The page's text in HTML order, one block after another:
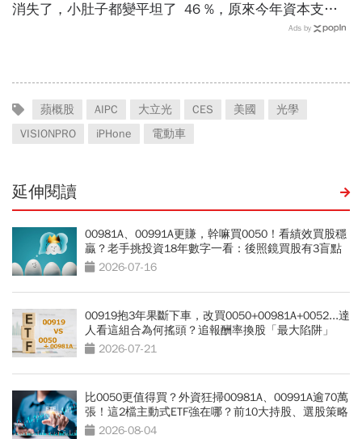
消失了，小肚子都變平坦了 46 %，原來今年資本支出
拉高、7月營收增7倍破
Ads by
蘋概股 AIPC 大立光 CES 美國
光學
VISIONPRO
iPHone 電動車
延伸閱讀
00981A、00991A更賺，幹嘛買0050！看績效買股穩
贏？老手挑投資18年數字一看：後照鏡買股有3盲點
2026-07-16
00919抱3年果斷下車，改買0050+00981A+0052...達
人看這組合為何搖頭？追報酬率換股「最大陷阱」
2026-07-21
比0050更值得買？外資狂掃00981A、00991A逾70萬
張！這2檔主動式ETF強在哪？前10大持股、選股策略
PK：短線暴賺選它
2026-08-04